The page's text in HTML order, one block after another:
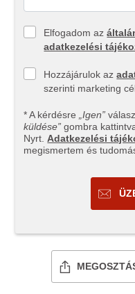
Elfogadom az
adatkezelési
Hozzájárulok az
szerinti marketing
* A kérdésre „Igen”
küldése” gombra
Nyrt. Adatkezelési
megismertem és